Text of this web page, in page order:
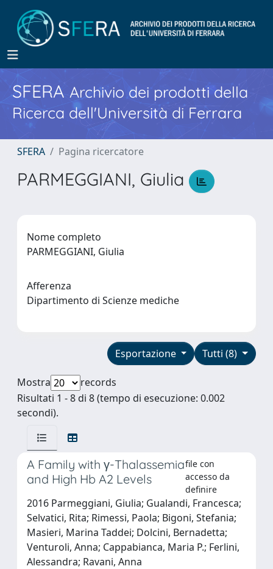
SFERA Archivio dei prodotti della
Ricerca dell'Università di Ferrara
SFERA Pagina ricercatore
PARMEGGIANI, Giulia
Nome completo
PARMEGGIANI, Giulia
Afferenza
Dipartimento di Scienze mediche
Tutti (8)
Esportazione
Mostra
records
Risultati 1 - 8 di 8 (tempo di esecuzione: 0.002
secondi).
A Family with γ-Thalassemia
and High Hb A2 Levels
file con
accesso da
definire
2016 Parmeggiani, Giulia; Gualandi, Francesca;
Selvatici, Rita; Rimessi, Paola; Bigoni, Stefania;
Masieri, Marina Taddei; Dolcini, Bernadetta;
Venturoli, Anna; Cappabianca, Maria P.; Ferlini,
Alessandra; Ravani, Anna